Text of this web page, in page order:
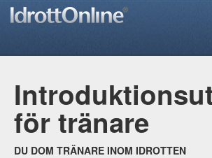
för tränare
DU DOM TRÄNARE INOM IDROTTEN